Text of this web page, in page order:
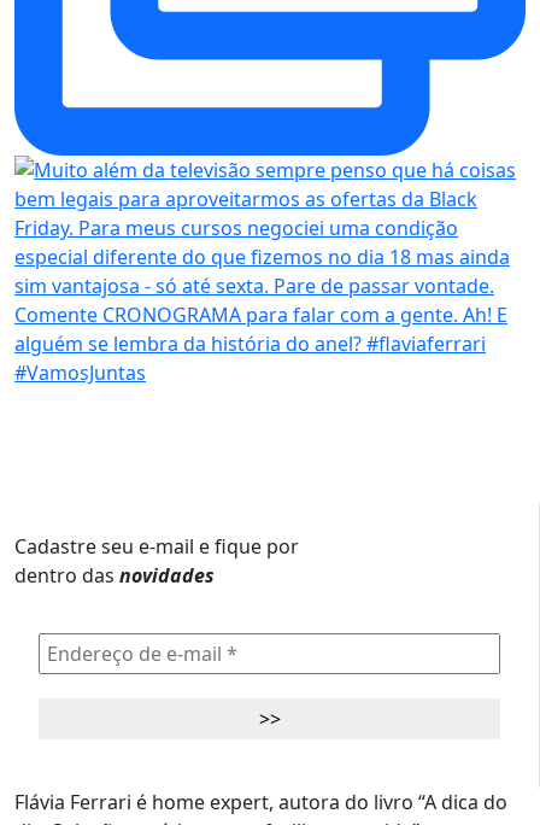
Cadastre seu e-mail e fique por
dentro das novidades
Flávia Ferrari é home expert, autora do livro “A dica do